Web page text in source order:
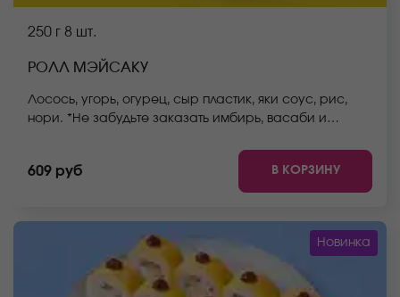
250 г 8 шт.
РОЛЛ МЭЙСАКУ
Лосось, угорь, огурец, сыр пластик, яки соус, рис,
нори. *Не забудьте заказать имбирь, васаби и
*Внешний вид блюда может отличаться от фото на
сайте.
609 руб В КОРЗИНУ
Новинка